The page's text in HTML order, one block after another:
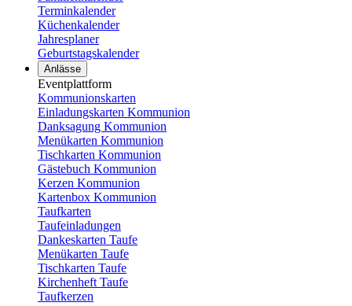
Terminkalender
Küchenkalender
Jahresplaner
Geburtstagskalender
Anlässe
Eventplattform
Kommunionskarten
Einladungskarten Kommunion
Danksagung Kommunion
Menükarten Kommunion
Tischkarten Kommunion
Gästebuch Kommunion
Kerzen Kommunion
Kartenbox Kommunion
Taufkarten
Taufeinladungen
Dankeskarten Taufe
Menükarten Taufe
Tischkarten Taufe
Kirchenheft Taufe
Taufkerzen